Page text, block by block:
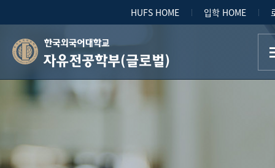
HUFS HOME 입학 HOME
자유전공학부(글로벌)